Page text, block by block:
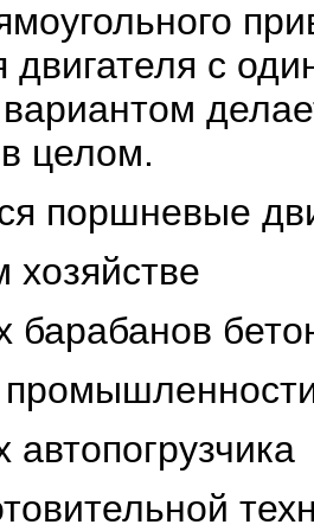
двигателя с
целом.
поршневые
хозяйстве
барабанов
автопогрузчика